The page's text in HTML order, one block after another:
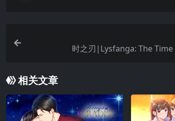
时之刃|Lysfanga: The
相关文章